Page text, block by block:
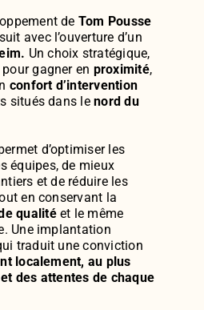
de Tom Pousse
avec l’ouverture d’un
Un choix stratégique,
gagner en proximité,
confort d’intervention
situés dans lenord du
d’optimiser les
équipes, de mieux
et de réduire les
en conservant la
qualitéet le même
Une implantation
traduit une conviction
localement, au plus
des attentes de chaque